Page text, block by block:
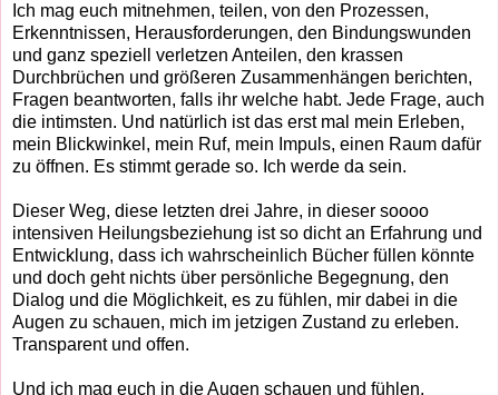
Ich mag euch mitnehmen, teilen, von den Prozessen,
Erkenntnissen, Herausforderungen, den Bindungswunden
und ganz speziell verletzen Anteilen, den krassen
Durchbrüchen und größeren Zusammenhängen berichten,
Fragen beantworten, falls ihr welche habt. Jede Frage, auch
die intimsten. Und natürlich ist das erst mal mein Erleben,
mein Blickwinkel, mein Ruf, mein Impuls, einen Raum dafür
zu öffnen. Es stimmt gerade so. Ich werde da sein.
Dieser Weg, diese letzten drei Jahre, in dieser soooo
intensiven Heilungsbeziehung ist so dicht an Erfahrung und
Entwicklung, dass ich wahrscheinlich Bücher füllen könnte
und doch geht nichts über persönliche Begegnung, den
Dialog und die Möglichkeit, es zu fühlen, mir dabei in die
Augen zu schauen, mich im jetzigen Zustand zu erleben.
Transparent und offen.
Und ich mag euch in die Augen schauen und fühlen.